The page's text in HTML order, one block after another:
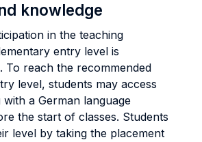
knowledge
in the teaching
entry level is
To reach the recommended
level, students may access
a German language
the start of classes. Students
level by taking the placement